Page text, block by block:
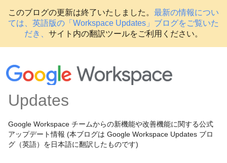
このブログの更新は終了いたしました。 最新の情報につい
ては、英語版の「Workspace Updates」ブログをご覧いた
だき、 サイト内の翻訳ツールをご利用ください。
Updates
Google Workspace チームからの新機能や改善機能に関する公式
アップデート情報 (本ブログは Google Workspace Updates ブロ
グ（英語）を日本語に翻訳したものです)